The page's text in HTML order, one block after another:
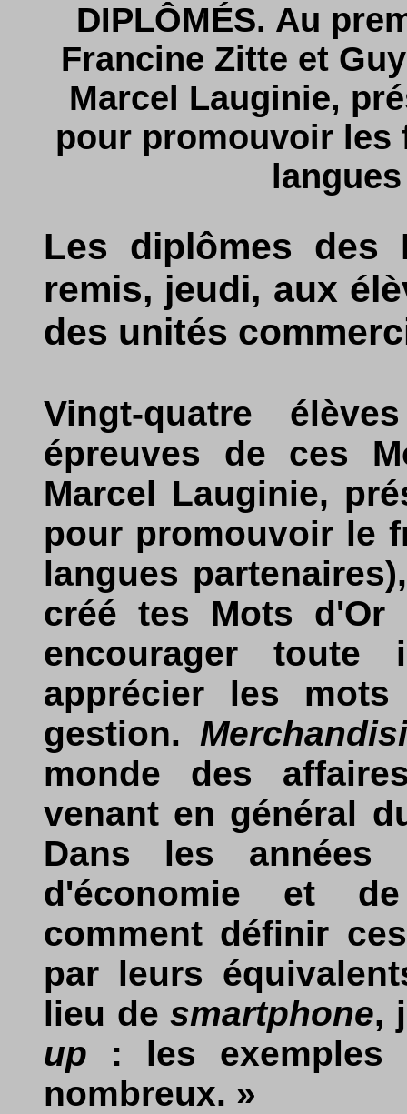
DIPLÔMÉS. Au
Francine Zitte et
Marcel Lauginie,
pour promouvoir les
Les diplômes des
remis, jeudi, aux
des unités
Vingt-quatre
épreuves de ces
Marcel Lauginie,
pour promouvoir le
langues
créé tes Mots d'Or
encourager
apprécier les
gestion.
monde des
venant en général
Dans les années
d'économie et
comment définir
par leurs
lieu desmartphone,
up : les exemples
nombreux. »